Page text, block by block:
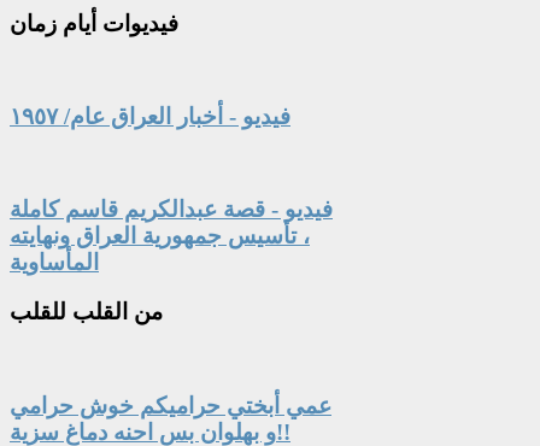
فيديوات أيام زمان
فيديو - أخبار العراق عام/ ١٩٥٧
فيديو - قصة عبدالكريم قاسم كاملة
، تأسيس جمهورية العراق ونهايته
المأساوية
من القلب للقلب
عمي أبختي حراميكم خوش حرامي
و بهلوان بس احنه دماغ سزية!!